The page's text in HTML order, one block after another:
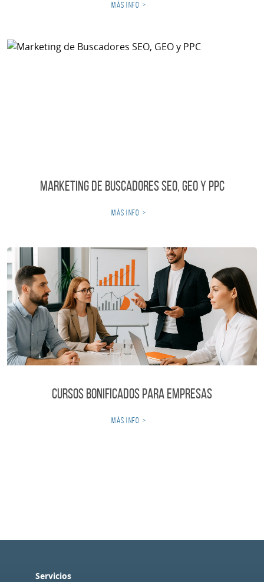
más info >
Marketing de Buscadores SEO, GEO y PPC
más info >
Cursos Bonificados para Empresas
más info >
Servicios